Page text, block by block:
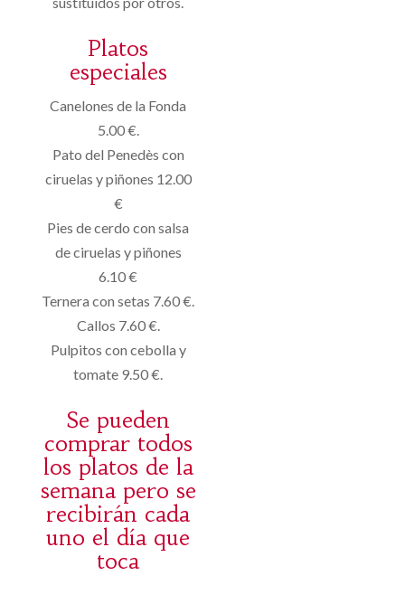
Platos
especiales
Canelones de la Fonda
5.00 €.
Pato del Penedès con
ciruelas y piñones 12.00
€
Pies de cerdo con salsa
de ciruelas y piñones
6.10 €
Ternera con setas 7.60 €.
Callos 7.60 €.
Pulpitos con cebolla y
tomate 9.50 €.
Se pueden
comprar todos
los platos de la
semana pero se
recibirán cada
uno el día que
toca